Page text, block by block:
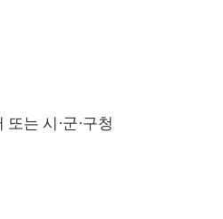
는 시∙군∙구청